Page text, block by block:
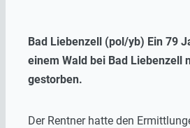
Bad Liebenzell (pol/yb) Ein 79
einem Wald bei Bad Liebenzell
gestorben.
Der Rentner hatte den